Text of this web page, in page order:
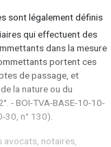
sont légalement définis
qui effectuent des
dans la mesure
portent ces
de passage, et
la nature ou du
- BOI-TVA-BASE-10-10-
30, n° 130).
avocats, notaires,